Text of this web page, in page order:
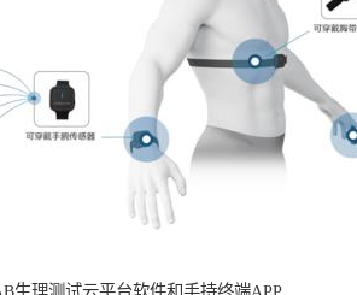
生理测试云平台软件和手持终端APP